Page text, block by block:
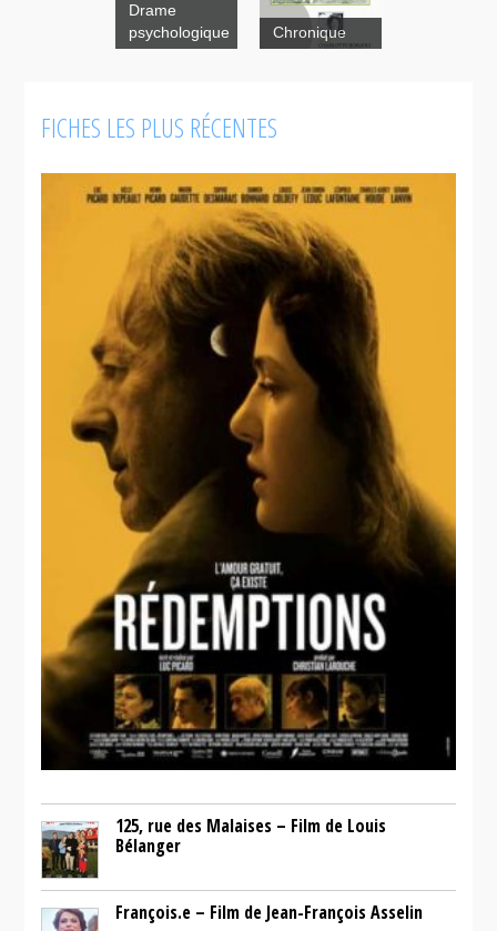
Drame
psychologique
Chronique
FICHES LES PLUS RÉCENTES
125, rue des Malaises – Film de Louis
Bélanger
François.e – Film de Jean-François Asselin